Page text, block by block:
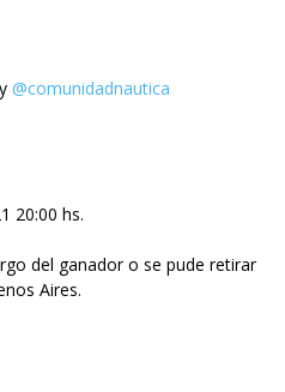
y @comunidadnautica
20:00 hs.
del ganador o se pude retirar
Aires.